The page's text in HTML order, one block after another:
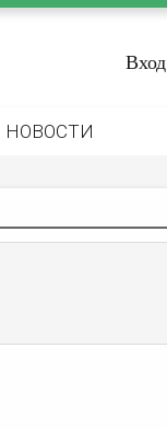
Вход
НОВОСТИ